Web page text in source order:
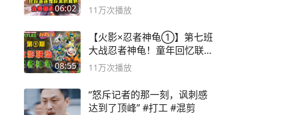
06:02 11万次播放
08:55
【火影×忍者神龟①】第七班
大战忍者神龟！童年回忆联动
论武？
11万次播放
“怒斥记者的那一刻，讽刺感
达到了顶峰” #打工 #混剪